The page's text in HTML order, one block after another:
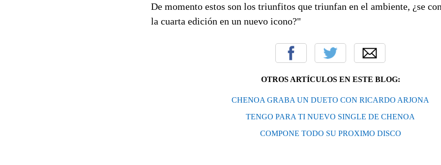
De momento estos son los triunfitos que triunfan en el ambiente, ¿se
la cuarta edición en un nuevo icono?"
OTROS ARTÍCULOS EN ESTE BLOG:
CHENOA GRABA UN DUETO CON RICARDO ARJONA
TENGO PARA TI NUEVO SINGLE DE CHENOA
COMPONE TODO SU PROXIMO DISCO